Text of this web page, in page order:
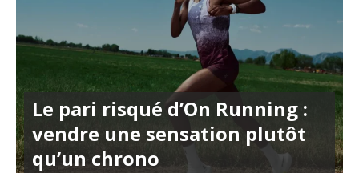
Le pari risqué d’On Running :
vendre une sensation plutôt
qu’un chrono